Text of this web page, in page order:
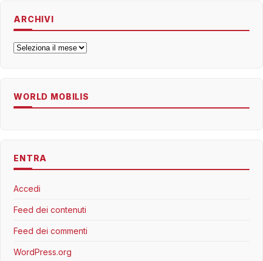
ARCHIVI
Archivi
WORLD MOBILIS
ENTRA
Accedi
Feed dei contenuti
Feed dei commenti
WordPress.org